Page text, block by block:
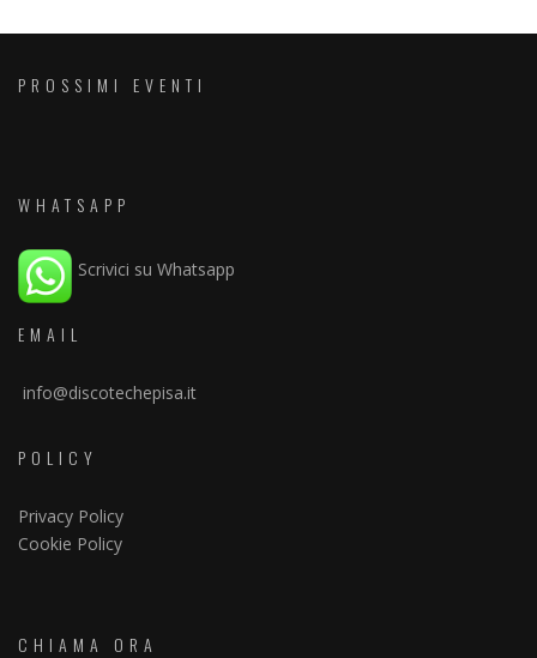
PROSSIMI EVENTI
WHATSAPP
Scrivici su Whatsapp
EMAIL
info@discotechepisa.it
POLICY
Privacy Policy
Cookie Policy
CHIAMA ORA